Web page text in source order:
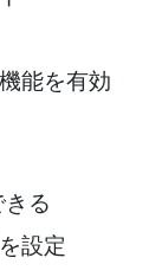
能を有効
る
設定